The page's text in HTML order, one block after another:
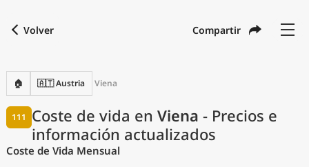
Volver Compartir
🏠 🇦🇹 Austria Viena
Coste de vida en Viena - Precios e
información actualizados
111
Coste de Vida Mensual
con
Idioma
Moneda USD
United States Dollar
Unidades de medida